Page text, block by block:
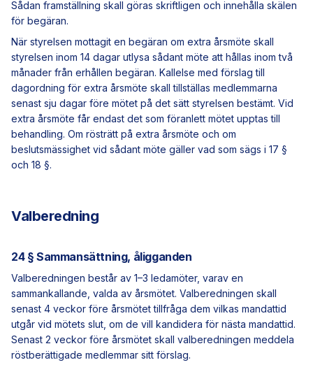
Sådan framställning skall göras skriftligen och innehålla skälen
för begäran.
När styrelsen mottagit en begäran om extra årsmöte skall
styrelsen inom 14 dagar utlysa sådant möte att hållas inom två
månader från erhållen begäran. Kallelse med förslag till
dagordning för extra årsmöte skall tillställas medlemmarna
senast sju dagar före mötet på det sätt styrelsen bestämt. Vid
extra årsmöte får endast det som föranlett mötet upptas till
behandling. Om rösträtt på extra årsmöte och om
beslutsmässighet vid sådant möte gäller vad som sägs i 17 §
och 18 §.
Valberedning
24 § Sammansättning, åligganden
Valberedningen består av 1–3 ledamöter, varav en
sammankallande, valda av årsmötet. Valberedningen skall
senast 4 veckor före årsmötet tillfråga dem vilkas mandattid
utgår vid mötets slut, om de vill kandidera för nästa mandattid.
Senast 2 veckor före årsmötet skall valberedningen meddela
röstberättigade medlemmar sitt förslag.